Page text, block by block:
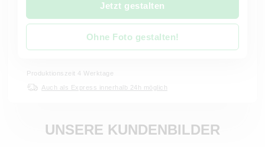
Jetzt gestalten
Ohne Foto gestalten!
Produktionszeit 4 Werktage
Auch als Express innerhalb 24h möglich
UNSERE KUNDENBILDER